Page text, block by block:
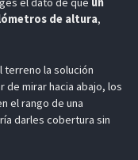
de altura,
terreno la solución
de mirar hacia abajo, los
el rango de una
darles cobertura sin